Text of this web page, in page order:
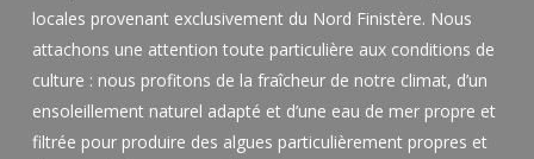
locales provenant exclusivement du Nord Finistère. Nous
attachons une attention toute particulière aux conditions de
culture : nous profitons de la fraîcheur de notre climat, d’un
ensoleillement naturel adapté et d’une eau de mer propre et
filtrée pour produire des algues particulièrement propres et